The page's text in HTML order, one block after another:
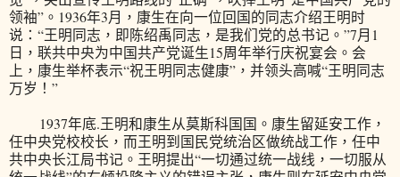
领袖”。1936年3月，康生在向一位回国的同志介绍王明时
说：“王明同志，即陈绍禹同志，是我们党的总书记。”7月1
日，联共中央为中国共产党诞生15周年举行庆祝宴会。会
上，康生举杯表示“祝王明同志健康”，并领头高喊“王明同志
万岁！”
1937年底.王明和康生从莫斯科国国。康生留延安工作，
任中央党校校长，而王明到国民党统治区做统战工作，任中
共中央长江局书记。王明提出“一切通过统一战线，一切服从